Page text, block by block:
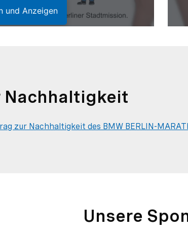
und Anzeigen
Nachhaltigkeit
zur Nachhaltigkeit des BMW BERLIN-
Unsere